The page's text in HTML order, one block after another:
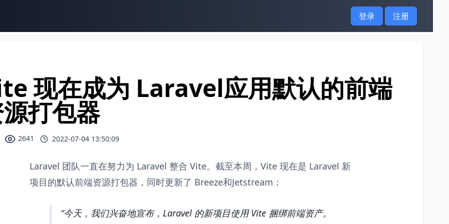
登录 注册
现在成为 Laravel应用默认的前端
打包器
2641 2022-07-04 13:50:09
Laravel 团队一直在努力为 Laravel 整合 Vite。截至本周，Vite 现在是 Laravel 新
项目的默认前端资源打包器，同时更新了 Breeze和Jetstream：
今天，我们兴奋地宣布，Laravel 的新项目使用 Vite 捆绑前端资产。